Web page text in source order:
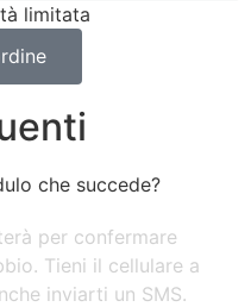
limitata
che succede?
per confermare
Tieni il cellulare a
inviarti un SMS.